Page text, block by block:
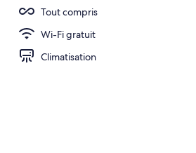
Tout compris
Wi-Fi gratuit
Climatisation